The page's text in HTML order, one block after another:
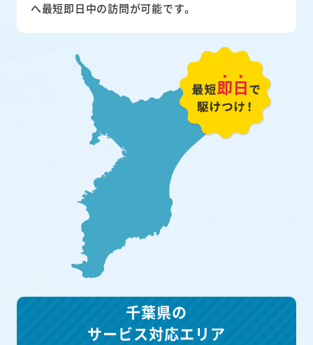
へ最短即日中の訪問が可能です。
千葉県の
サービス対応エリア